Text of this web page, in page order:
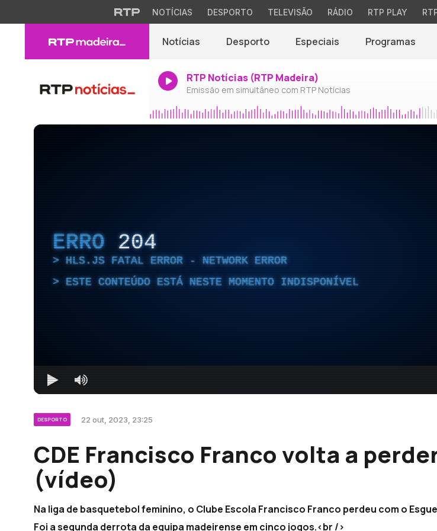
NOTÍCIAS DESPORTO TELEVISÃO RÁDIO RTP PLAY
Notícias Desporto Especiais Programas
RTP Notícias (RTP Madeira)
Emissão em simultâneo com RTP Notícias
ERRO 204
HLS.JS FATAL ERROR - NETWORK ERROR
ESTE CONTEÚDO ESTÁ NESTE MOMENTO INDISPONÍVEL
DESPORTO 22 out, 2023, 23:25
CDE Francisco Franco volta a
(vídeo)
Na liga de basquetebol feminino, o Clube Escola Francisco Franco perdeu com o
Foi a segunda derrota da equipa madeirense em cinco jogos.<br />